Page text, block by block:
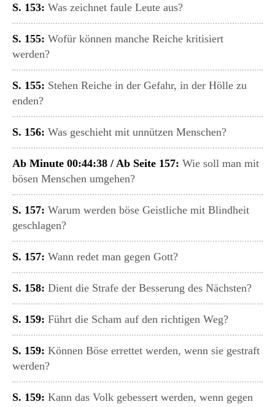
S. 153: Was zeichnet faule Leute aus?
S. 155: Wofür können manche Reiche kritisiert
werden?
S. 155: Stehen Reiche in der Gefahr, in der Hölle zu
enden?
S. 156: Was geschieht mit unnützen Menschen?
Ab Minute 00:44:38 / Ab Seite 157: Wie soll man mit
bösen Menschen umgehen?
S. 157: Warum werden böse Geistliche mit Blindheit
geschlagen?
S. 157: Wann redet man gegen Gott?
S. 158: Dient die Strafe der Besserung des Nächsten?
S. 159: Führt die Scham auf den richtigen Weg?
S. 159: Können Böse errettet werden, wenn sie gestraft
werden?
S. 159: Kann das Volk gebessert werden, wenn gegen